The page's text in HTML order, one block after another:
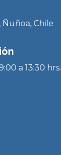
Ñuñoa, Chile
a 13:30 hrs.